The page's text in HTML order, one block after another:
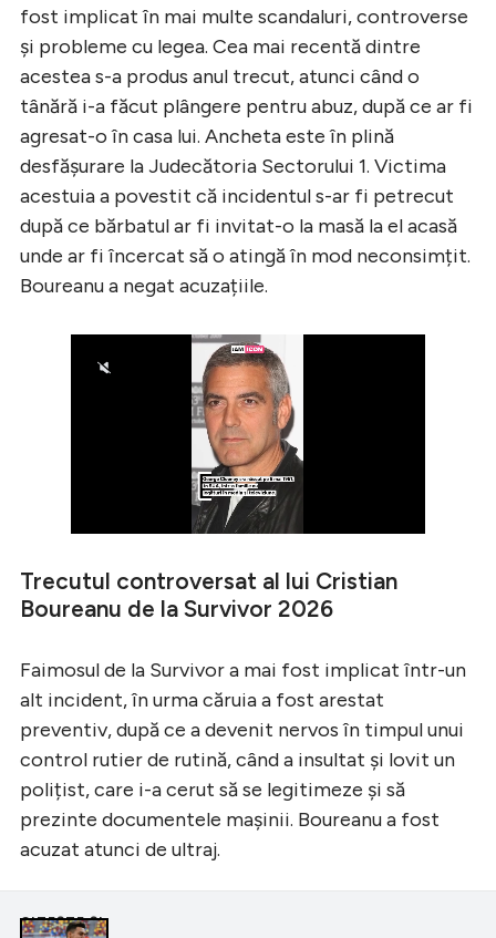
fost implicat în mai multe scandaluri, controverse
și probleme cu legea. Cea mai recentă dintre
acestea s-a produs anul trecut, atunci când o
tânără i-a făcut plângere pentru abuz, după ce ar fi
agresat-o în casa lui. Ancheta este în plină
desfășurare la Judecătoria Sectorului 1. Victima
acestuia a povestit că incidentul s-ar fi petrecut
după ce bărbatul ar fi invitat-o la masă la el acasă
unde ar fi încercat să o atingă în mod neconsimțit.
Boureanu a negat acuzațiile.
Trecutul controversat al lui Cristian
Boureanu de la Survivor 2026
Faimosul de la Survivor a mai fost implicat într-un
alt incident, în urma căruia a fost arestat
preventiv, după ce a devenit nervos în timpul unui
control rutier de rutină, când a insultat și lovit un
polițist, care i-a cerut să se legitimeze și să
prezinte documentele mașinii. Boureanu a fost
acuzat atunci de ultraj.
CITEȘTE ȘI